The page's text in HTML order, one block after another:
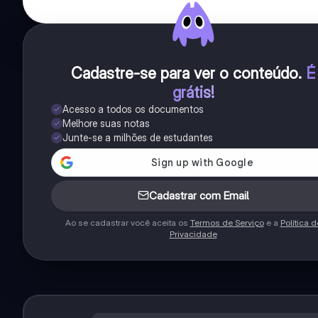
Cadastre-se para ver o conteúdo. É
grátis!
Acesso a todos os documentos
Melhore suas notas
Junte-se a milhões de estudantes
Cadastrar com Email
Ao se cadastrar você aceita os Termos de Serviçoe a Política
Privacidade